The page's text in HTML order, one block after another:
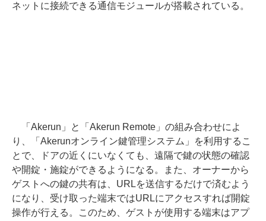
ネットに接続できる通信モジュールが搭載されている。
「Akerun」と「Akerun Remote」の組み合わせによ
り、「Akerunオンライン鍵管理システム」を利用するこ
とで、ドアの近くにいなくても、遠隔で鍵の状態の確認
や開錠・施錠ができるようになる。また、オーナーから
ゲストへの鍵の共有は、URLを送信するだけで済むよう
になり、受け取った端末ではURLにアクセスすれば開錠
操作が行える。このため、ゲストが使用する端末はアプ